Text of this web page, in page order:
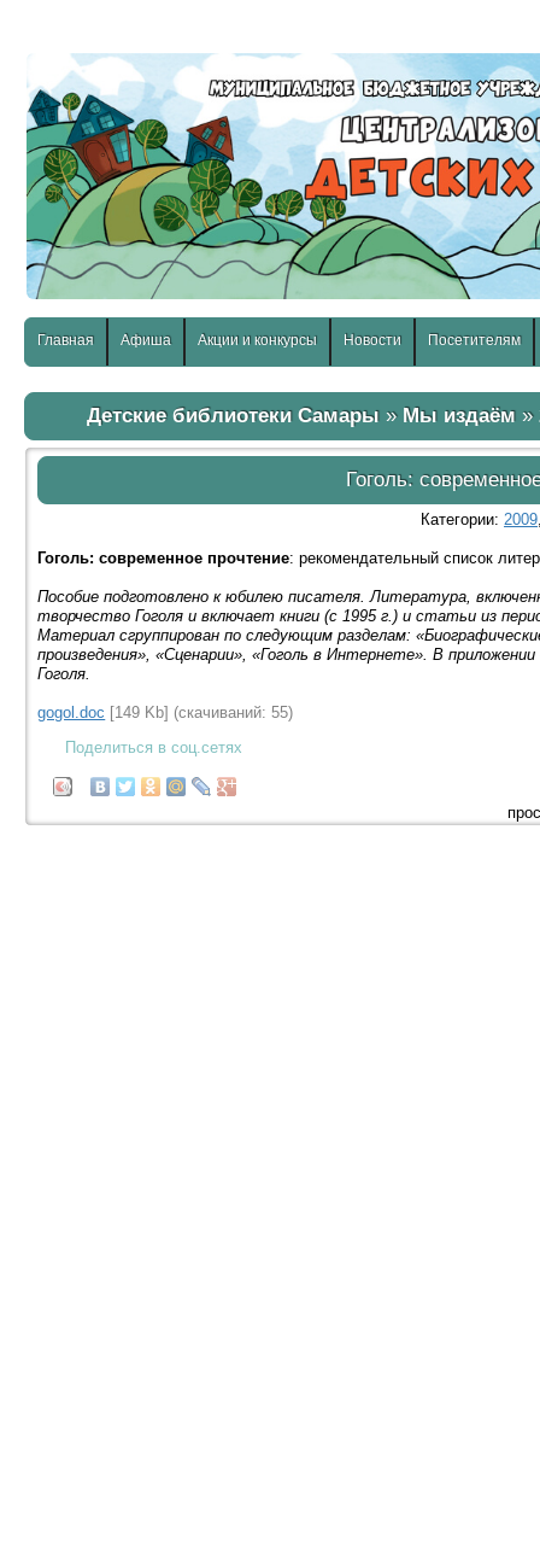
Главная Афиша Акции и конкурсы Новости Посетителям
Детские библиотеки Самары » Мы издаём »
Гоголь:
Категории:2009
Гоголь: современное прочтение: рекомендательный список
Пособие подготовлено к юбилею писателя. Литература,
творчество Гоголя и включает книги (с 1995 г.) и статьи из
Материал сгруппирован по следующим разделам:
произведения», «Сценарии», «Гоголь в Интернете». В
Гоголя.
gogol.doc [149 Kb] (cкачиваний: 55)
Поделиться в соц.сетях